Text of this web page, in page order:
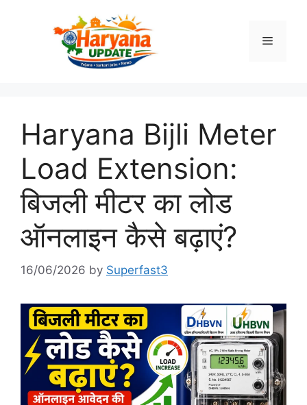
Menu
Haryana Bijli Meter
Load Extension:
बिजली मीटर का लोड
ऑनलाइन कैसे बढ़ाएं?
16/06/2026 by Superfast3